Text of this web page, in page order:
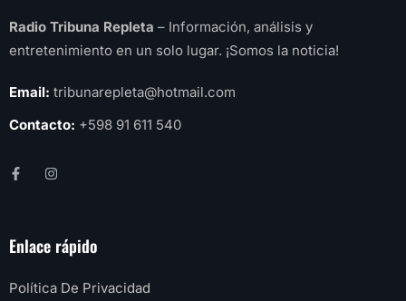
Radio Tribuna Repleta – Información, análisis y
entretenimiento en un solo lugar. ¡Somos la noticia!
Email: tribunarepleta@hotmail.com
Contacto: +598 91 611 540
Enlace rápido
Política De Privacidad